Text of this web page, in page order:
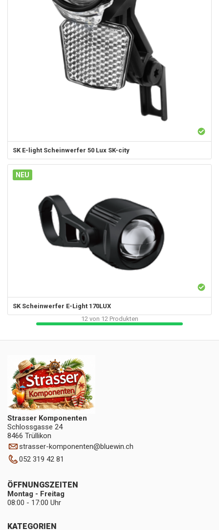
SK E-light Scheinwerfer 50 Lux SK-city
NEU
SK Scheinwerfer E-Light 170LUX
12 von 12 Produkten
Strasser Komponenten
Schlossgasse 24
8466 Trüllikon
strasser-komponenten@bluewin.ch
052 319 42 81
KATEGORIEN
ÖFFNUNGSZEITEN
Montag - Freitag
08:00 - 17:00 Uhr